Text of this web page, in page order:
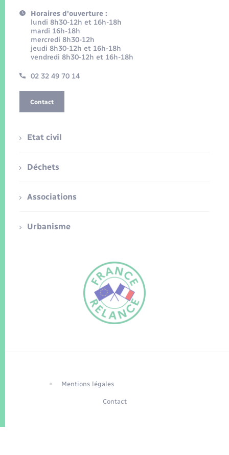
Horaires d'ouverture :
lundi 8h30-12h et 16h-18h
mardi 16h-18h
mercredi 8h30-12h
jeudi 8h30-12h et 16h-18h
vendredi 8h30-12h et 16h-18h
02 32 49 70 14
Contact
Etat civil
Déchets
Associations
Urbanisme
Mentions légales
Contact